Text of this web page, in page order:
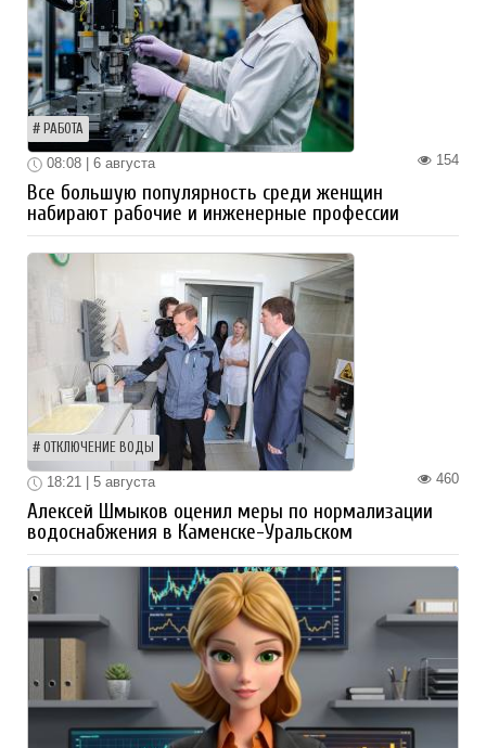
РАБОТА
154
08:08 | 6 августа
Все большую популярность среди женщин
набирают рабочие и инженерные профессии
ОТКЛЮЧЕНИЕ ВОДЫ
460
18:21 | 5 августа
Алексей Шмыков оценил меры по нормализации
водоснабжения в Каменске-Уральском